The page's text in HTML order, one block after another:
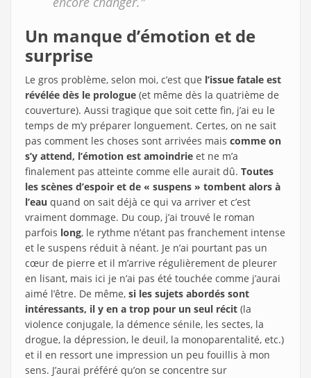
Un manque d’émotion et de
surprise
Le gros problème, selon moi, c’est que l’issue fatale est
révélée dès le prologue (et même dès la quatrième de
couverture). Aussi tragique que soit cette fin, j’ai eu le
temps de m’y préparer longuement. Certes, on ne sait
pas comment les choses sont arrivées mais comme on
s’y attend, l’émotion est amoindrie et ne m’a
finalement pas atteinte comme elle aurait dû. Toutes
les scènes d’espoir et de « suspens » tombent alors à
l’eau quand on sait déjà ce qui va arriver et c’est
vraiment dommage. Du coup, j’ai trouvé le roman
parfois long, le rythme n’étant pas franchement intense
et le suspens réduit à néant. Je n’ai pourtant pas un
cœur de pierre et il m’arrive régulièrement de pleurer
en lisant, mais ici je n’ai pas été touchée comme j’aurai
aimé l’être. De même, si les sujets abordés sont
intéressants, il y en a trop pour un seul récit (la
violence conjugale, la démence sénile, les sectes, la
drogue, la dépression, le deuil, la monoparentalité, etc.)
et il en ressort une impression un peu fouillis à mon
sens. J’aurai préféré qu’on se concentre sur